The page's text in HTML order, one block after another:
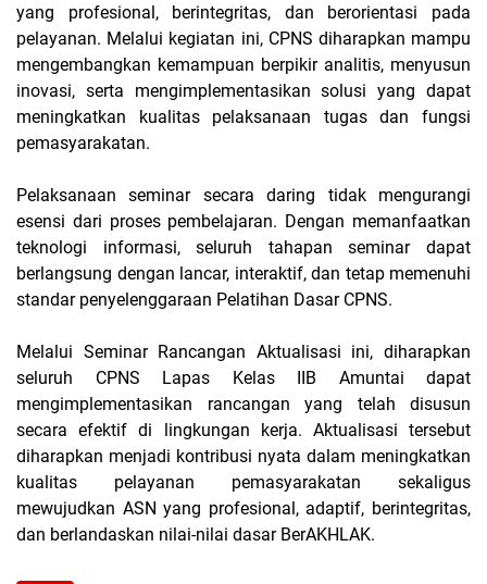
yang profesional, berintegritas, dan berorientasi pada
pelayanan. Melalui kegiatan ini, CPNS diharapkan mampu
mengembangkan kemampuan berpikir analitis, menyusun
inovasi, serta mengimplementasikan solusi yang dapat
meningkatkan kualitas pelaksanaan tugas dan fungsi
pemasyarakatan.
Pelaksanaan seminar secara daring tidak mengurangi
esensi dari proses pembelajaran. Dengan memanfaatkan
teknologi informasi, seluruh tahapan seminar dapat
berlangsung dengan lancar, interaktif, dan tetap memenuhi
standar penyelenggaraan Pelatihan Dasar CPNS.
Melalui Seminar Rancangan Aktualisasi ini, diharapkan
seluruh CPNS Lapas Kelas IIB Amuntai dapat
mengimplementasikan rancangan yang telah disusun
secara efektif di lingkungan kerja. Aktualisasi tersebut
diharapkan menjadi kontribusi nyata dalam meningkatkan
kualitas pelayanan pemasyarakatan sekaligus
mewujudkan ASN yang profesional, adaptif, berintegritas,
dan berlandaskan nilai-nilai dasar BerAKHLAK.